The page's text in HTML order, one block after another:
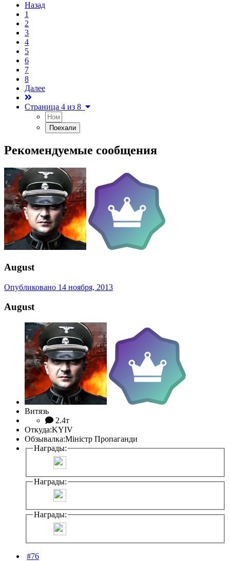
Назад
1
2
3
4
5
6
7
8
Далее
Страница 4 из 8
Рекомендуемые сообщения
August
Опубликовано 14 ноября, 2013
August
Витязь
2.4т
Откуда:KYIV
Обзывалка:Мiнiстр Пропаганди
Награды:
Награды:
Награды:
#76